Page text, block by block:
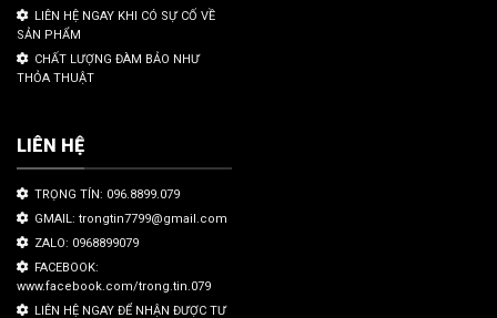
LIÊN HỆ NGAY KHI CÓ SỰ CỐ VỀ
SẢN PHẨM
CHẤT LƯỢNG ĐÀM BẢO NHƯ
THỎA THUẬT
LIÊN HỆ
TRỌNG TÍN: 096.8899.079
GMAIL: trongtin7799@gmail.com
ZALO: 0968899079
FACEBOOK:
www.facebook.com/trong.tin.079
LIÊN HỆ NGAY ĐỂ NHẬN ĐƯỢC TƯ